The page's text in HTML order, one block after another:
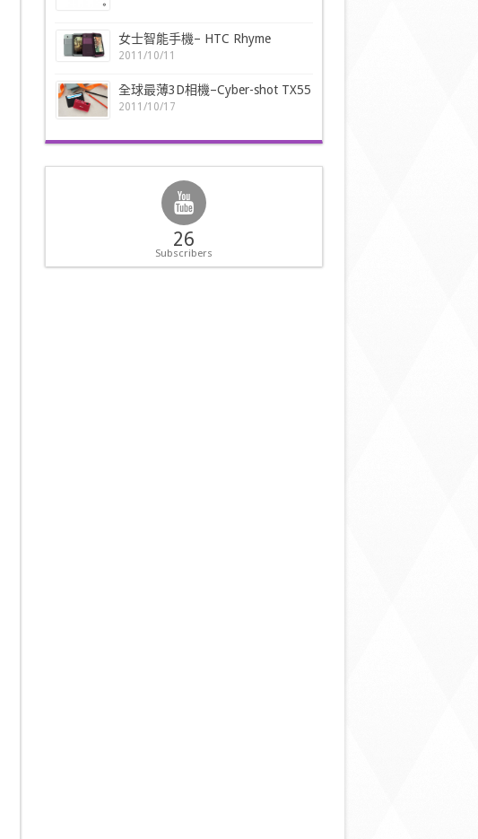
女士智能手機– HTC Rhyme
2011/10/11
全球最薄3D相機–Cyber-shot TX55
2011/10/17
26
Subscribers